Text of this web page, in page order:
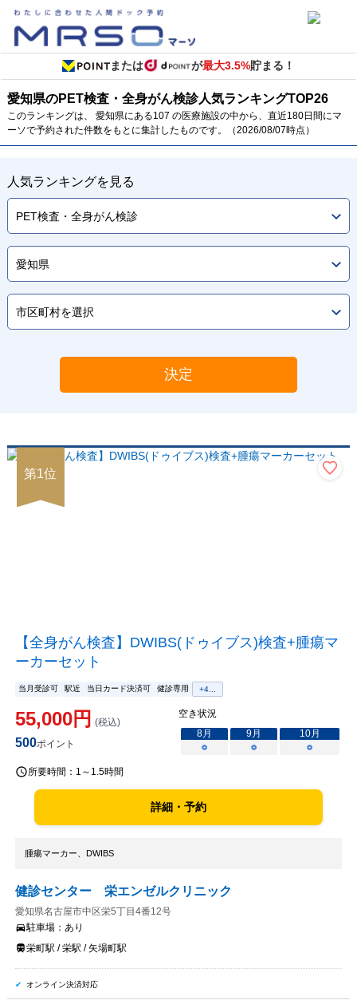
または が最大3.5%貯まる！
愛知県のPET検査・全身がん検診人気ランキングTOP26
このランキングは、 愛知県にある107 の医療施設の中から、直近180日間にマ
ーソで予約された件数をもとに集計したものです。（2026/08/07時点）
人気ランキングを見る
決定
第1位
【全身がん検査】DWIBS(ドゥイブス)検査+腫瘍マ
ーカーセット
当月受診可 駅近 当日カード決済可 健診専用 +4...
55,000円 (税込)
500ポイント
空き状況
8月 9月 10月
○
○ ○
所要時間： 1～1.5時間
詳細・予約
腫瘍マーカー、DWIBS
健診センター 栄エンゼルクリニック
愛知県名古屋市中区栄5丁目4番12号
駐車場： あり
栄町駅 / 栄駅 / 矢場町駅
オンライン決済対応